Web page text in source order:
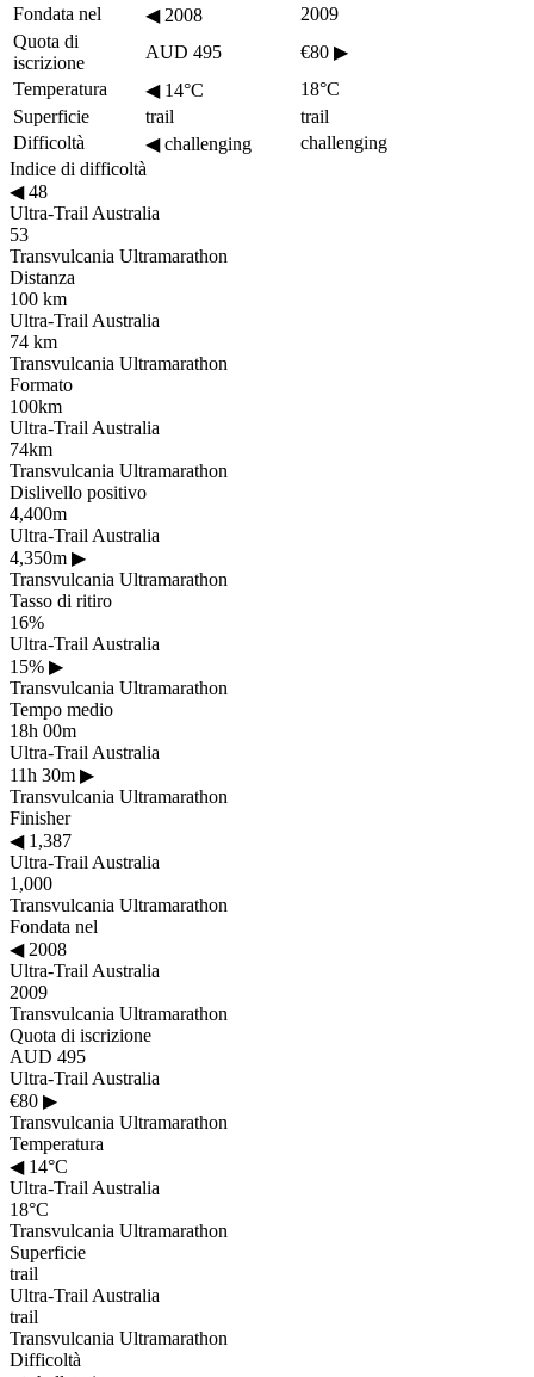
Fondata nel
◀2008
2009
Quota di
iscrizione
AUD 495 €80 ▶
Temperatura
◀14°C
18°C
Superficie
trail
trail
Difficoltà
◀challenging
challenging
Indice di difficoltà
◀48
Ultra-Trail Australia
53
Transvulcania Ultramarathon
Distanza
100 km
Ultra-Trail Australia
74 km
Transvulcania Ultramarathon
Formato
100km
Ultra-Trail Australia
74km
Transvulcania Ultramarathon
Dislivello positivo
4,400m
Ultra-Trail Australia
4,350m ▶
Transvulcania Ultramarathon
Tasso di ritiro
16%
Ultra-Trail Australia
15% ▶
Transvulcania Ultramarathon
Tempo medio
18h 00m
Ultra-Trail Australia
11h 30m ▶
Transvulcania Ultramarathon
Finisher
◀1,387
Ultra-Trail Australia
1,000
Transvulcania Ultramarathon
Fondata nel
◀2008
Ultra-Trail Australia
2009
Transvulcania Ultramarathon
Quota di iscrizione
AUD 495
Ultra-Trail Australia
€80 ▶
Transvulcania Ultramarathon
Temperatura
◀14°C
Ultra-Trail Australia
18°C
Transvulcania Ultramarathon
Superficie
trail
Ultra-Trail Australia
trail
Transvulcania Ultramarathon
Difficoltà